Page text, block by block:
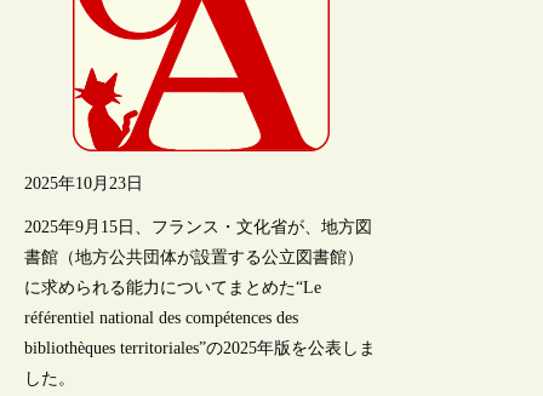
2025年10月23日
2025年9月15日、フランス・文化省が、地方図
書館（地方公共団体が設置する公立図書館）
に求められる能力についてまとめた“Le
référentiel national des compétences des
bibliothèques territoriales”の2025年版を公表しま
した。